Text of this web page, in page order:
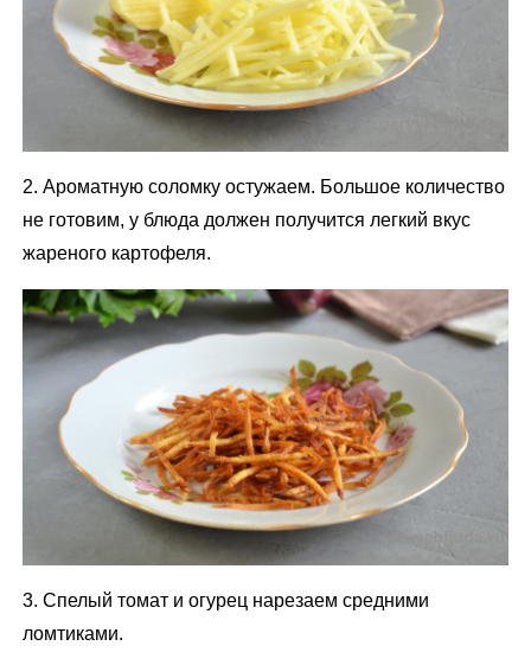
2. Ароматную соломку остужаем. Большое количество
не готовим, у блюда должен получится легкий вкус
жареного картофеля.
3. Спелый томат и огурец нарезаем средними
ломтиками.